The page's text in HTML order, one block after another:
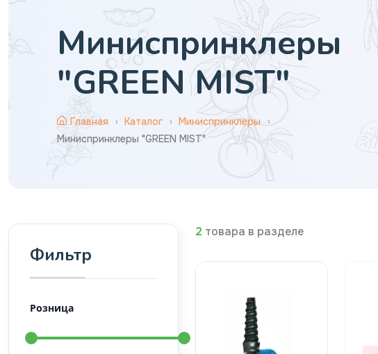
Миниспринклеры
"GREEN MIST"
Главная Каталог
Миниспринклеры
Миниспринклеры "GREEN MIST"
Фильтр
Розница
2 товара в разделе